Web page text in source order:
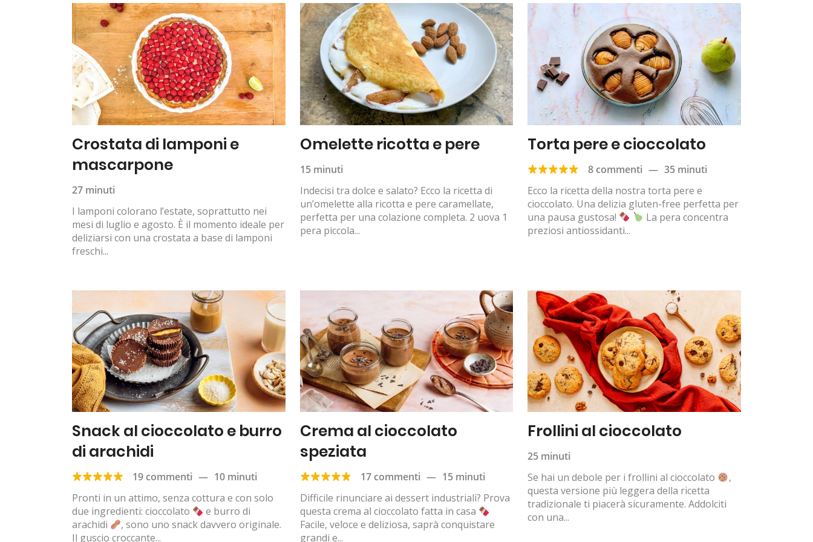
Crostata di lamponi e
mascarpone
27 minuti
I lamponi colorano l’estate, soprattutto nei
mesi di luglio e agosto. È il momento ideale per
deliziarsi con una crostata a base di lamponi
freschi...
Omelette ricotta e pere
15 minuti
Indecisi tra dolce e salato? Ecco la ricetta di
un’omelette alla ricotta e pere caramellate,
perfetta per una colazione completa. 2 uova 1
pera piccola...
Torta pere e cioccolato
8 commenti — 35 minuti
Ecco la ricetta della nostra torta pere e
cioccolato. Una delizia gluten-free perfetta per
una pausa gustosa!
La pera concentra
preziosi antiossidanti...
Snack al cioccolato e burro
di arachidi
19 commenti — 10 minuti
Pronti in un attimo, senza cottura e con solo
due ingredienti: cioccolato
e burro di
arachidi
, sono uno snack davvero originale.
Il guscio croccante...
Crema al cioccolato
speziata
17 commenti — 15 minuti
Difficile rinunciare ai dessert industriali? Prova
questa crema al cioccolato fatta in casa
Facile, veloce e deliziosa, saprà conquistare
grandi e...
Frollini al cioccolato
25 minuti
Se hai un debole per i frollini al cioccolato
,
questa versione più leggera della ricetta
tradizionale ti piacerà sicuramente. Addolciti
con una...